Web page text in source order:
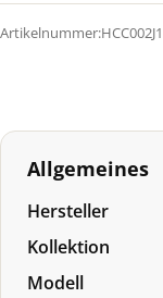
Artikelnummer:HCC002J1
Allgemeines
Hersteller
Kollektion
Modell